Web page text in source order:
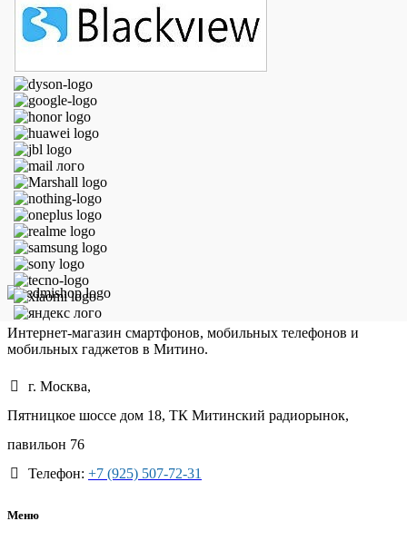
Интернет-магазин смартфонов, мобильных телефонов и
мобильных гаджетов в Митино.
г. Москва,
Пятницкое шоссе дом 18, ТК Митинский радиорынок,
павильон 76
Телефон: +7 (925) 507-72-31
Меню